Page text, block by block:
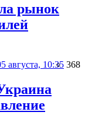
рынок
августа, 10:35 368